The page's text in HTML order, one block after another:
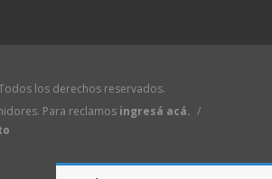
los derechos reservados.
Para reclamos ingresá acá. /